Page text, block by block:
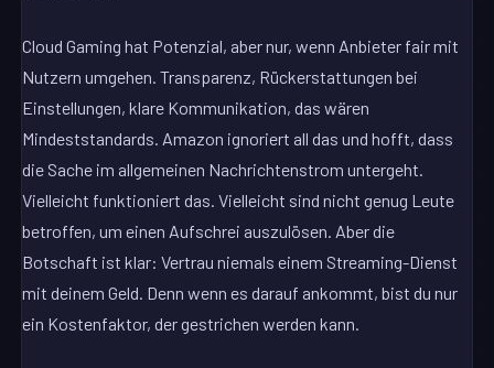
Cloud Gaming hat Potenzial, aber nur, wenn Anbieter fair mit
Nutzern umgehen. Transparenz, Rückerstattungen bei
Einstellungen, klare Kommunikation, das wären
Mindeststandards. Amazon ignoriert all das und hofft, dass
die Sache im allgemeinen Nachrichtenstrom untergeht.
Vielleicht funktioniert das. Vielleicht sind nicht genug Leute
betroffen, um einen Aufschrei auszulösen. Aber die
Botschaft ist klar: Vertrau niemals einem Streaming-Dienst
mit deinem Geld. Denn wenn es darauf ankommt, bist du nur
ein Kostenfaktor, der gestrichen werden kann.